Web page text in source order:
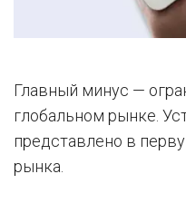
Главный минус —
глобальном рынке.
представлено в
рынка.